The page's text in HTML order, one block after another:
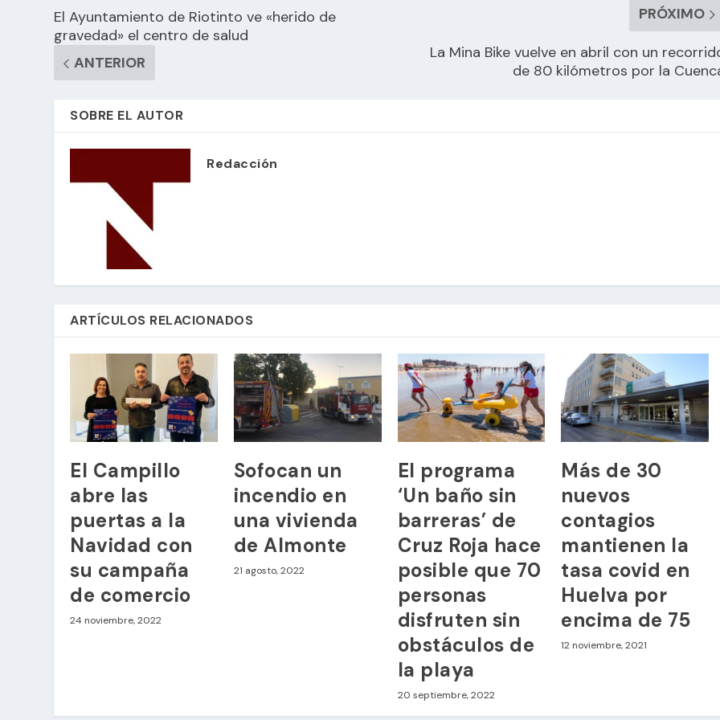
El Ayuntamiento de Riotinto ve «herido de
gravedad» el centro de salud
ANTERIOR
PRÓXIMO
La Mina Bike vuelve en abril con un
de 80 kilómetros por la
SOBRE EL AUTOR
Redacción
ARTÍCULOS RELACIONADOS
El Campillo
abre las
puertas a la
Navidad con
su campaña
de comercio
24 noviembre, 2022
Sofocan un
incendio en
una vivienda
de Almonte
21 agosto, 2022
El programa
‘Un baño sin
barreras’ de
Cruz Roja hace
posible que 70
personas
disfruten sin
obstáculos de
la playa
20 septiembre, 2022
Más de 30
nuevos
contagios
mantienen la
tasa covid en
Huelva por
encima de 75
12 noviembre, 2021